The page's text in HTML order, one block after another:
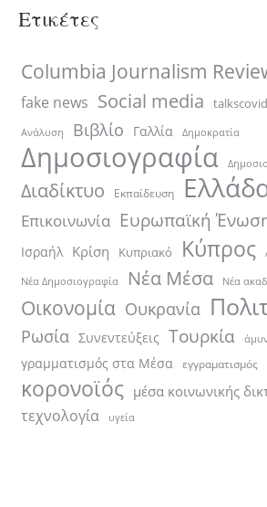
Ετικέτες
Columbia Journalism
fake news Social media talkscovid
Ανάλυση Βιβλίο Γαλλία Δημοκρατία
Δημοσιογραφία
Διαδίκτυο Εκπαίδευση
Επικοινωνία Ευρωπαϊκή
Ισραήλ Κρίση Κυπριακό Κύπρος
Νέα Δημοσιογραφία Νέα Μέσα Νέα
Οικονομία Ουκρανία
Ρωσία Συνεντεύξεις Τουρκία
γραμματισμός στα Μέσα εγγραματισμός
κορονοϊός μέσα κοινωνικής
τεχνολογία υγεία